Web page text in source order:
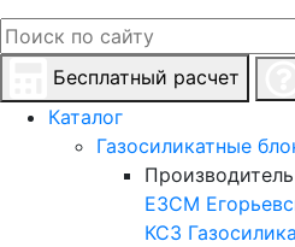
Бесплатный расчет
Каталог
Газосиликатные
Производитель
ЕЗСМ
КСЗ